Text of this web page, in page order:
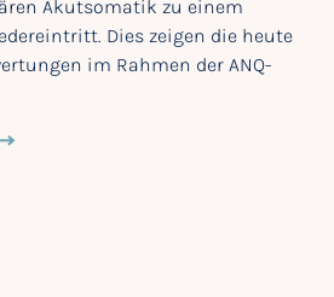
Akutsomatik zu einem
Dies zeigen die heute
im Rahmen der ANQ-